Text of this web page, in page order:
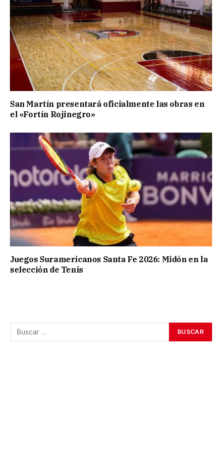
San Martín presentará oficialmente las obras en
el «Fortín Rojinegro»
Juegos Suramericanos Santa Fe 2026: Midón en la
selección de Tenis